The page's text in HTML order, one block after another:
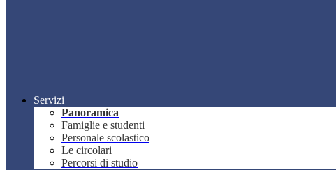
Servizi
Panoramica
Famiglie e studenti
Personale scolastico
Le circolari
Percorsi di studio